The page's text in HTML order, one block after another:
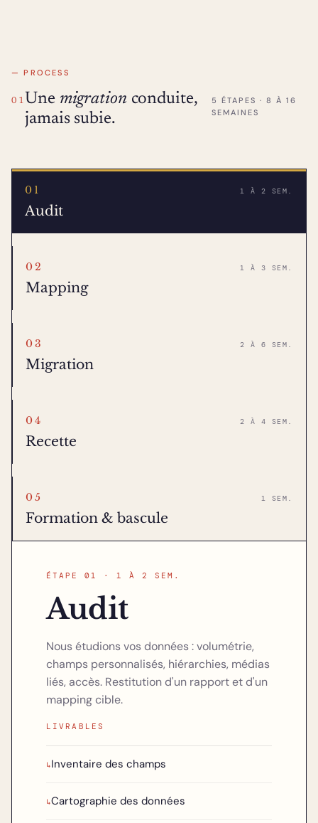
— PROCESS
01 Une migrationconduite,
jamais subie.
5 ÉTAPES · 8 À 16
SEMAINES
01 1 À 2 SEM.
Audit
02 1 À 3 SEM.
Mapping
03 2 À 6 SEM.
Migration
04 2 À 4 SEM.
Recette
05 1 SEM.
Formation & bascule
ÉTAPE 01 · 1 À 2 SEM.
Audit
Nous étudions vos données : volumétrie,
champs personnalisés, hiérarchies, médias
liés, accès. Restitution d'un rapport et d'un
mapping cible.
LIVRABLES
↳Inventaire des champs
↳Cartographie des données